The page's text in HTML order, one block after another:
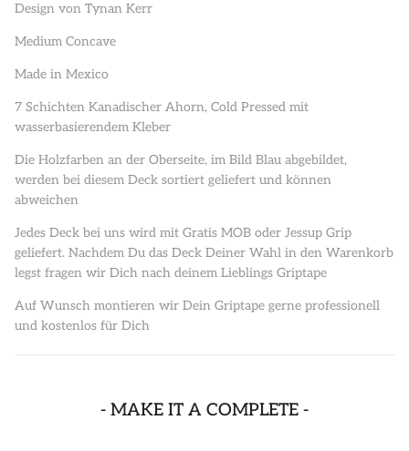
Design von Tynan Kerr
Medium Concave
Made in Mexico
7 Schichten Kanadischer Ahorn, Cold Pressed mit
wasserbasierendem Kleber
Die Holzfarben an der Oberseite, im Bild Blau abgebildet,
werden bei diesem Deck sortiert geliefert und können
abweichen
Jedes Deck bei uns wird mit Gratis MOB oder Jessup Grip
geliefert. Nachdem Du das Deck Deiner Wahl in den Warenkorb
legst fragen wir Dich nach deinem Lieblings Griptape
Auf Wunsch montieren wir Dein Griptape gerne professionell
und kostenlos für Dich
- MAKE IT A COMPLETE -